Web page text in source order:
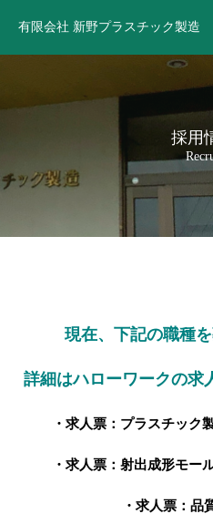
有限会社 新野プラスチック製造
採用
現在、下記の職種
詳細はハローワークの求
・求人票： プラスチック
・求人票： 射出成形モー
・求人票： 品